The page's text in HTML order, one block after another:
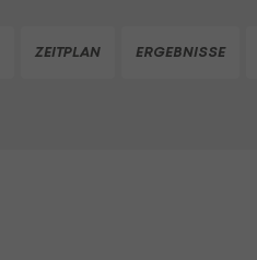
ZEITPLAN ERGEBNISSE